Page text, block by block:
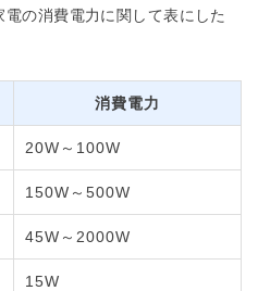
の消費電力に関して表にした
消費電力
20W～100W
150W～500W
45W～2000W
15W